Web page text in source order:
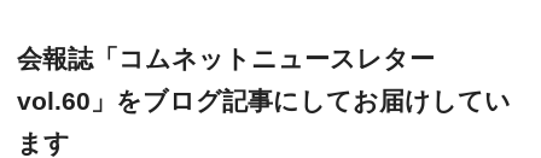
会報誌「コムネットニュースレター
vol.60」をブログ記事にしてお届けしてい
ます